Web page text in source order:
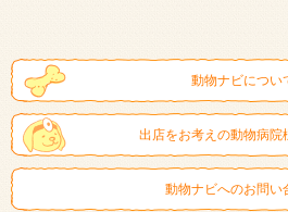
動物ナビについ
出店をお考えの動物病院
動物ナビへのお問い